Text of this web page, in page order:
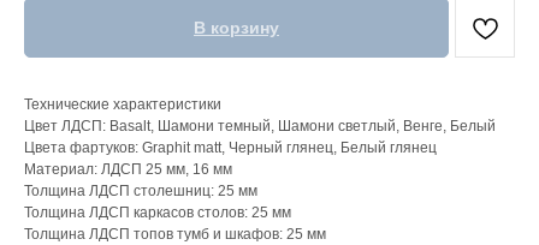
В корзину
Технические характеристики
Цвет ЛДСП: Basalt, Шамони темный, Шамони светлый, Венге, Белый
Цвета фартуков: Graphit matt, Черный глянец, Белый глянец
Материал: ЛДСП 25 мм, 16 мм
Толщина ЛДСП столешниц: 25 мм
Толщина ЛДСП каркасов столов: 25 мм
Толщина ЛДСП топов тумб и шкафов: 25 мм